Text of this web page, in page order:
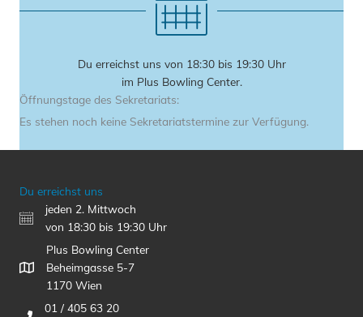
Du erreichst uns von 18:30 bis 19:30 Uhr
im Plus Bowling Center.
Öffnungstage des Sekretariats:
Es stehen noch keine Sekretariatstermine zur Verfügung.
Du erreichst uns
jeden 2. Mittwoch
von 18:30 bis 19:30 Uhr
Plus Bowling Center
Beheimgasse 5-7
1170 Wien
01 / 405 63 20